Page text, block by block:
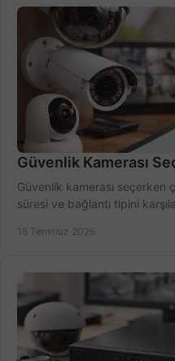
Güvenlik Kamerası
Güvenlik kamerası seçerken
süresi ve bağlantı tipini
18 Temmuz 2026